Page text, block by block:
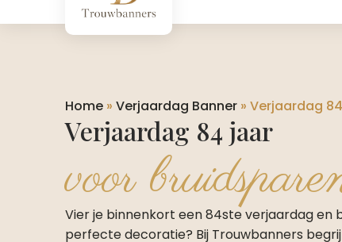
Home » Verjaardag Banner » Verjaardag
Verjaardag 84 jaar
voor
Vier je binnenkort een 84ste verjaardag en
perfecte decoratie? Bij Trouwbanners